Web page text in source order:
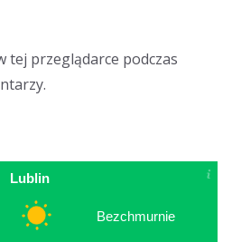
tej przeglądarce podczas
Lublin
Bezchmurnie